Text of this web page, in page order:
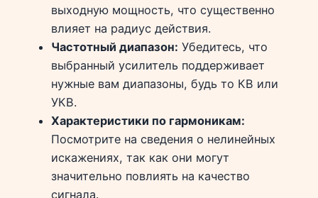
выходную мощность, что существенно
влияет на радиус действия.
Частотный диапазон: Убедитесь, что
выбранный усилитель поддерживает
нужные вам диапазоны, будь то КВ или
УКВ.
Характеристики по гармоникам:
Посмотрите на сведения о нелинейных
искажениях, так как они могут
значительно повлиять на качество
сигнала.